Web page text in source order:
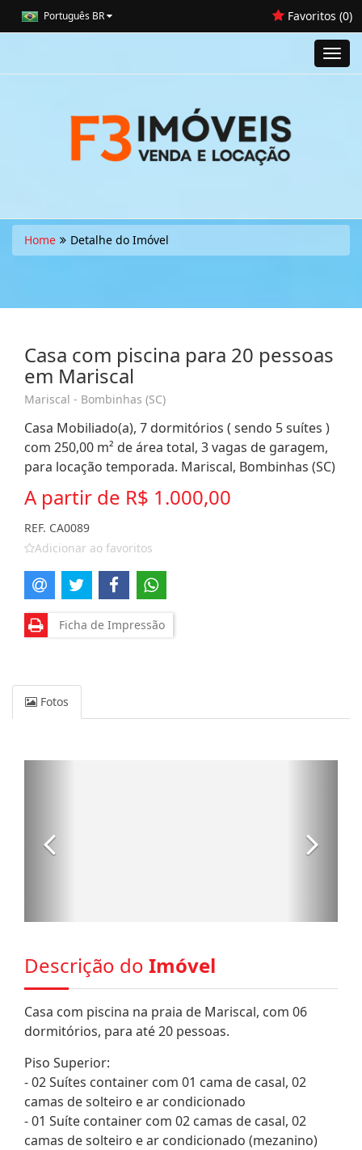
Português BR Favoritos (0)
Home Detalhe do Imóvel
Casa com piscina para 20 pessoas
em Mariscal
Mariscal - Bombinhas (SC)
Casa Mobiliado(a), 7 dormitórios ( sendo 5 suítes )
com 250,00 m² de área total, 3 vagas de garagem,
para locação temporada. Mariscal, Bombinhas (SC)
A partir de R$ 1.000,00
REF. CA0089
Adicionar ao favoritos
Ficha de Impressão
Fotos
Descrição do Imóvel
Casa com piscina na praia de Mariscal, com 06
dormitórios, para até 20 pessoas.
Piso Superior:
- 02 Suítes container com 01 cama de casal, 02
camas de solteiro e ar condicionado
- 01 Suíte container com 02 camas de casal, 02
camas de solteiro e ar condicionado (mezanino)